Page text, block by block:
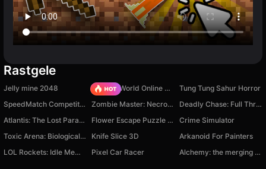
Rastgele
Jelly mine 2048 Sprunki World Online RP - Play with Friends!
Tung Tung Sahur Horror
SpeedMatch Competition
Zombie Master: Necromancer
Deadly Chase: Full Throttle
Atlantis: The Lost Paradise
Flower Escape Puzzle Game
Crime Simulator
Toxic Arena: Biological Threat
Knife Slice 3D
Arkanoid For Painters
LOL Rockets: Idle Meme RPG Clicker
Pixel Car Racer Alchemy: the merging of elements